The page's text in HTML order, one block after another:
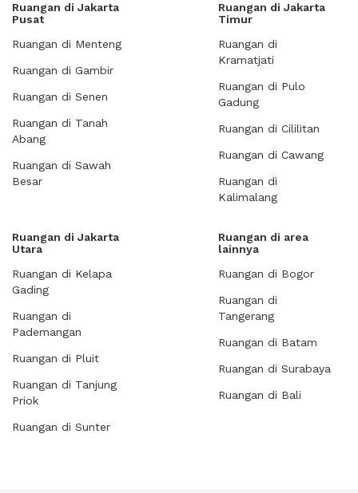
Ruangan di Jakarta
Pusat
Ruangan di Menteng
Ruangan di Gambir
Ruangan di Senen
Ruangan di Tanah
Abang
Ruangan di Sawah
Besar
Ruangan di Jakarta
Timur
Ruangan di
Kramatjati
Ruangan di Pulo
Gadung
Ruangan di Cililitan
Ruangan di Cawang
Ruangan di
Kalimalang
Ruangan di Jakarta
Utara
Ruangan di Kelapa
Gading
Ruangan di
Pademangan
Ruangan di Pluit
Ruangan di Tanjung
Priok
Ruangan di Sunter
Ruangan di area
lainnya
Ruangan di Bogor
Ruangan di
Tangerang
Ruangan di Batam
Ruangan di Surabaya
Ruangan di Bali